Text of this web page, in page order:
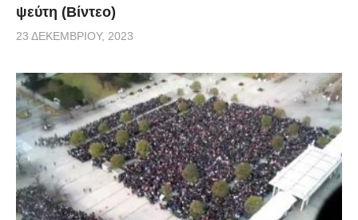
ψεύτη (Βίντεο)
23 ΔΕΚΕΜΒΡΊΟΥ, 2023